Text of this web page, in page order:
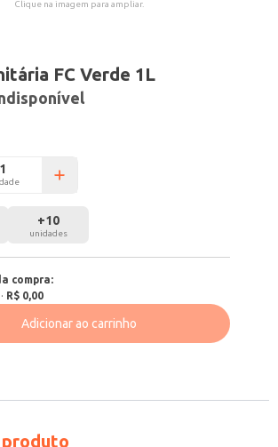
Clique na imagem para ampliar.
FC Verde 1L
+10
unidades
compra:
· R$ 0,00
Adicionar ao carrinho
produto